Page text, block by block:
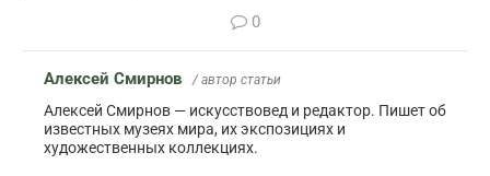
0
Алексей Смирнов / автор статьи
Алексей Смирнов — искусствовед и редактор. Пишет об
известных музеях мира, их экспозициях и
художественных коллекциях.